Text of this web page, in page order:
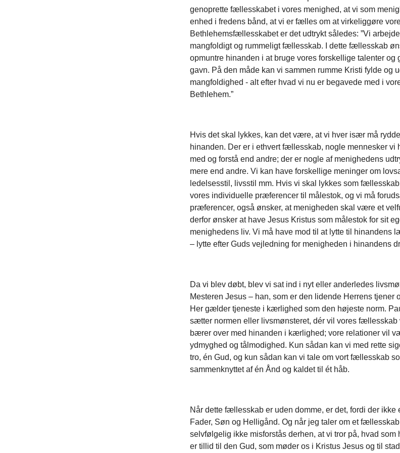
genoprette fællesskabet i vores menighed, at vi som
enhed i fredens bånd, at vi er fælles om at virkeliggøre
Bethlehemsfællesskabet er det udtrykt således: ”Vi
mangfoldigt og rummeligt fællesskab. I dette fællesskab
opmuntre hinanden i at bruge vores forskellige talenter
gavn. På den måde kan vi sammen rumme Kristi fylde og
mangfoldighed - alt efter hvad vi nu er begavede med i
Bethlehem.”
Hvis det skal lykkes, kan det være, at vi hver især må
hinanden. Der er i ethvert fællesskab, nogle mennesker vi
med og forstå end andre; der er nogle af menighedens
mere end andre. Vi kan have forskellige meninger om
ledelsesstil, livsstil mm. Hvis vi skal lykkes som
vores individuelle præferencer til målestok, og vi må
præferencer, også ønsker, at menigheden skal være et
derfor ønsker at have Jesus Kristus som målestok for sit
menighedens liv. Vi må have mod til at lytte til hinandens
– lytte efter Guds vejledning for menigheden i hinandens
Da vi blev døbt, blev vi sat ind i nyt eller anderledes
Mesteren Jesus – han, som er den lidende Herrens tjener
Her gælder tjeneste i kærlighed som den højeste norm.
sætter normen eller livsmønsteret, dér vil vores
bærer over med hinanden i kærlighed; vore relationer vil
ydmyghed og tålmodighed. Kun sådan kan vi med rette
tro, én Gud, og kun sådan kan vi tale om vort fællesskab
sammenknyttet af én Ånd og kaldet til ét håb.
Når dette fællesskab er uden domme, er det, fordi der ikke
Fader, Søn og Helligånd. Og når jeg taler om et
selvfølgelig ikke misforstås derhen, at vi tror på, hvad
er tillid til den Gud, som møder os i Kristus Jesus og til